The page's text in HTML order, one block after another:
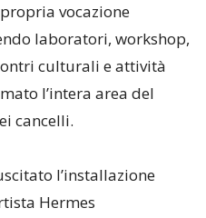
vocazione
laboratori, workshop,
culturali e attività
l’intera area del
cancelli.
l’installazione
Hermes